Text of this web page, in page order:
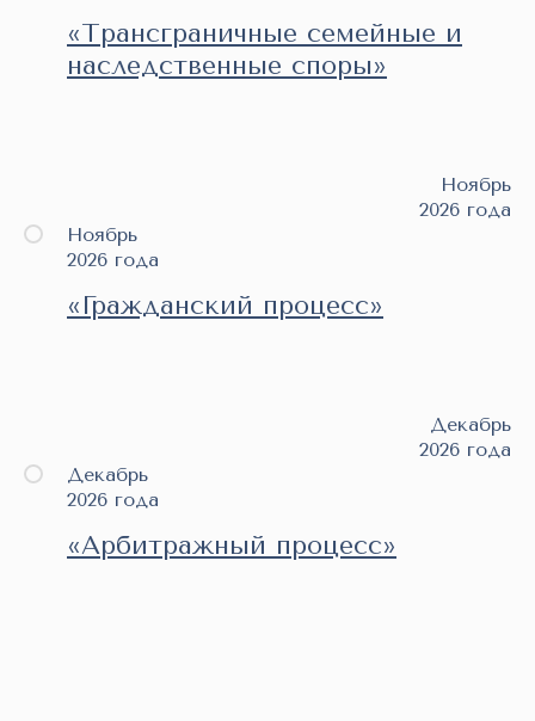
«Трансграничные семейные и
наследственные споры»
Ноябрь
2026 года
Ноябрь
2026 года
«Гражданский процесс»
Декабрь
2026 года
Декабрь
2026 года
«Арбитражный процесс»